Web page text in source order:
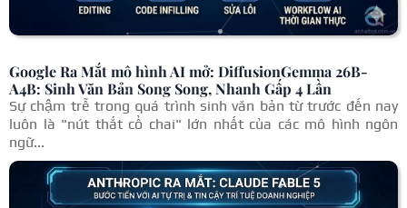
Google Ra Mắt mô hình AI mở: DiffusionGemma 26B-
A4B: Sinh Văn Bản Song Song, Nhanh Gấp 4 Lần
Sự chậm trễ trong quá trình sinh văn bản từ trước đến nay
luôn là "nút thắt cổ chai" lớn nhất của các mô hình ngôn
ngữ...